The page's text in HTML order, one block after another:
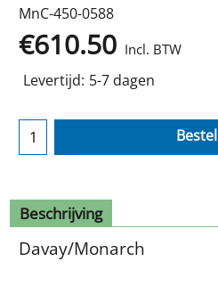
MnC-450-0588
€610.50 Incl. BTW
Levertijd: 5-7 dagen
Bestel
Beschrijving
Davay/Monarch